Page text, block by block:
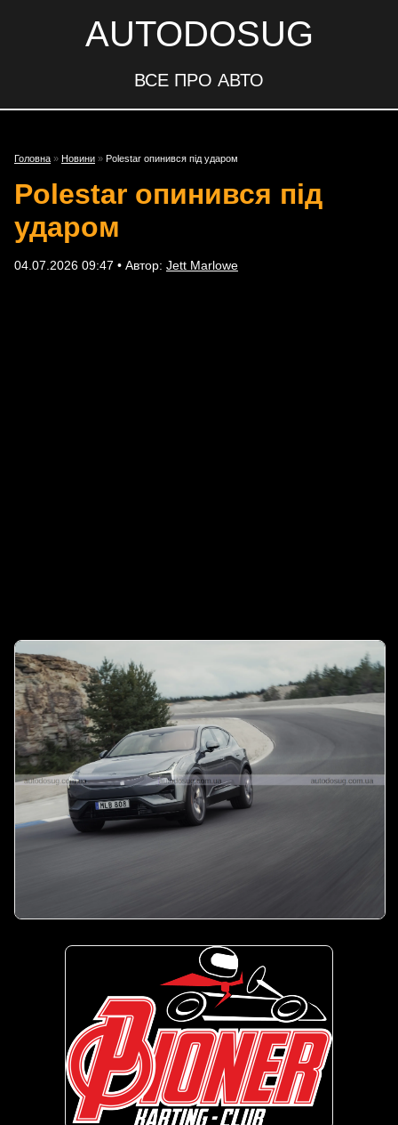
AUTODOSUG
ВСЕ ПРО АВТО
Головна » Новини » Polestar опинився під ударом
Polestar опинився під
ударом
04.07.2026 09:47 • Автор: Jett Marlowe